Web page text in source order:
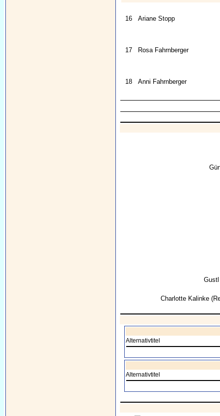
16 Ariane Stopp
17 Rosa Fahrnberger
18 Anni Fahrnberger
Charlotte Kalinke
Alternativtitel
Alternativtitel